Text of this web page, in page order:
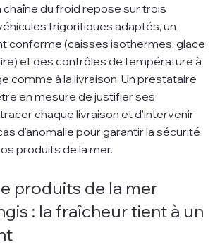
chaîne du froid repose sur trois
frigorifiques adaptés, un
conforme (caisses isothermes, glace
et des contrôles de température à
comme à la livraison. Un prestataire
en mesure de justifier ses
chaque livraison et d'intervenir
d'anomalie pour garantir la sécurité
produits de la mer.
produits de la mer
: la fraîcheur tient à un